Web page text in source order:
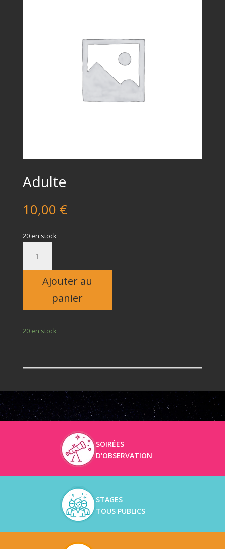
Adulte
10,00 €
20 en stock
Adulte
Ajouter au
panier
20 en stock
SOIRÉES
D'OBSERVATION
STAGES
TOUS PUBLICS